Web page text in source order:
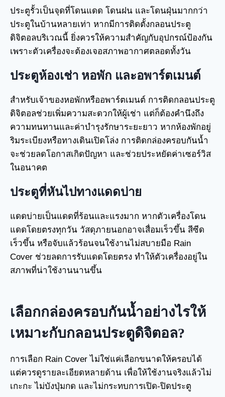
ประตูรั้วเป็นจุดที่โดนแดด โดนฝน และโดนฝุ่นมากกว่า
ประตูในบ้านหลายเท่า หากมีการติดตั้งกลอนประตู
ดิจิตอลบริเวณนี้ ยิ่งควรให้ความสำคัญกับอุปกรณ์ป้องกัน
เพราะตัวเครื่องจะต้องเจอสภาพอากาศตลอดทั้งวัน
ประตูห้องเช่า หอพัก และอพาร์ตเมนต์
สำหรับเจ้าของหอพักหรืออพาร์ตเมนต์ การติดกลอนประตู
ดิจิตอลช่วยเพิ่มความสะดวกให้ผู้เช่า แต่ก็ต้องคำนึงถึง
ความทนทานและค่าบำรุงรักษาระยะยาว หากห้องพักอยู่
ริมระเบียงหรือทางเดินเปิดโล่ง การติดกล่องครอบกันน้ำ
จะช่วยลดโอกาสเกิดปัญหา และช่วยประหยัดค่าเซอร์วิส
ในอนาคต
ประตูที่หันไปทางแดดบ่าย
แดดบ่ายเป็นแดดที่ร้อนและแรงมาก หากตัวเครื่องโดน
แดดโดยตรงทุกวัน วัสดุภายนอกอาจเสื่อมเร็วขึ้น สีซีด
เร็วขึ้น หรือจับแล้วร้อนจนใช้งานไม่สบายมือ Rain
Cover ช่วยลดการรับแดดโดยตรง ทำให้ตัวเครื่องอยู่ใน
สภาพที่น่าใช้งานนานขึ้น
เลือกกล่องครอบกันน้ำอย่างไรให้
เหมาะกับกลอนประตูดิจิตอล?
การเลือก Rain Cover ไม่ใช่แค่เลือกขนาดให้ครอบได้
แต่ควรดูรายละเอียดหลายด้าน เพื่อให้ใช้งานจริงแล้วไม่
เกะกะ ไม่บังปุ่มกด และไม่กระทบการเปิด-ปิดประตู